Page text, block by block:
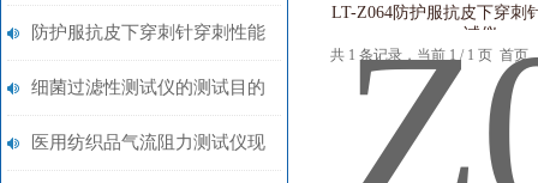
测试仪哪款更合适？看我省钱
买实惠！上海理涛！
防护服抗皮下穿刺针穿刺性能
测试仪 加量降价，究竟该如
何选择？上海理涛！
细菌过滤性测试仪的测试目的
医用纺织品气流阻力测试仪现
LT-Z064防护服抗皮下穿刺
试仪
共 1 条记录，当前 1 / 1 页 首